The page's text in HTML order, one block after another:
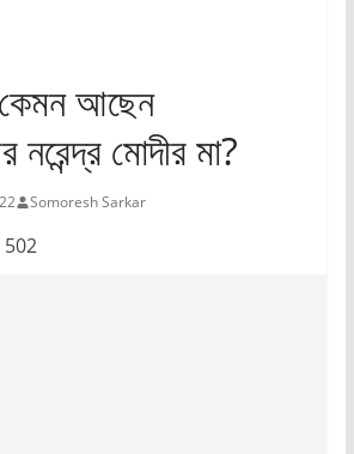
আছেন
নরেন্দ্র মোদীর মা?
Somoresh Sarkar
502